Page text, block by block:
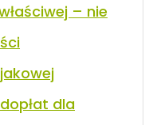
– nie
dla